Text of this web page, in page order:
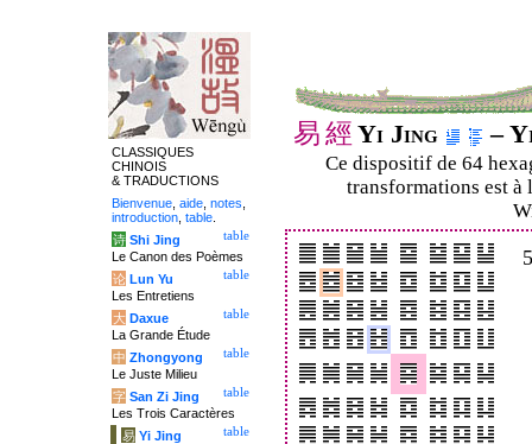
易經 Yi Jing –
Ce dispositif de 64
transformations est à
CLASSIQUES
CHINOIS
& TRADUCTIONS
Bienvenue aide notes
introduction table
table
诗 Shi Jing
Le Canon des Poèmes
table
论 Lun Yu
Les Entretiens
table
大 Daxue
La Grande Étude
table
中 Zhongyong
Le Juste Milieu
table
字 San Zi Jing
Les Trois Caractères
table
易 Yi Jing